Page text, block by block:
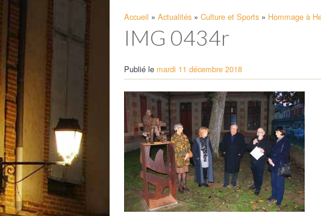
Pharmacies de garde
Petite Enfance – Crèche
Écoles
Centre de loisirs
Collèges et lycées
Le service AED-AESH
Permanences
CLSPD
Violences
Accueil » Actualités » Culture et Sports » Hommage à
IMG 0434r
Publié le mardi 11 décembre 2018